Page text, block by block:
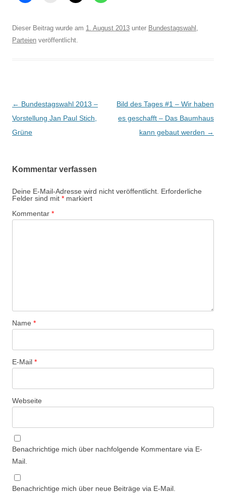
Dieser Beitrag wurde am 1. August 2013 unter Bundestagswahl ,
Parteien veröffentlicht.
Beitrags-
Navigation
← Bundestagswahl 2013 –
Vorstellung Jan Paul Stich,
Grüne
Bild des Tages #1 – Wir haben
es geschafft – Das Baumhaus
kann gebaut werden →
Kommentar verfassen
Deine E-Mail-Adresse wird nicht veröffentlicht. Erforderliche
Felder sind mit * markiert
Kommentar *
Name *
E-Mail *
Webseite
Benachrichtige mich über nachfolgende Kommentare via E-
Mail.
Benachrichtige mich über neue Beiträge via E-Mail.